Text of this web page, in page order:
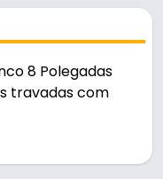
8 Polegadas
travadas com